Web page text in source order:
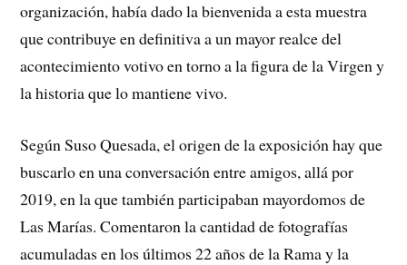
organización, había dado la bienvenida a esta muestra
que contribuye en definitiva a un mayor realce del
acontecimiento votivo en torno a la figura de la Virgen y
la historia que lo mantiene vivo.
Según Suso Quesada, el origen de la exposición hay que
buscarlo en una conversación entre amigos, allá por
2019, en la que también participaban mayordomos de
Las Marías. Comentaron la cantidad de fotografías
acumuladas en los últimos 22 años de la Rama y la